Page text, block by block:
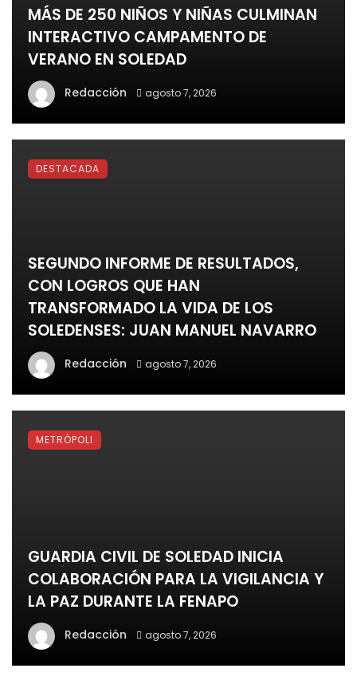
MÁS DE 250 NIÑOS Y NIÑAS CULMINAN
INTERACTIVO CAMPAMENTO DE
VERANO EN SOLEDAD
Redacción agosto 7, 2026
SEGUNDO INFORME DE RESULTADOS,
CON LOGROS QUE HAN
TRANSFORMADO LA VIDA DE LOS
SOLEDENSES: JUAN MANUEL NAVARRO
Redacción agosto 7, 2026
DESTACADA
GUARDIA CIVIL DE SOLEDAD INICIA
COLABORACIÓN PARA LA VIGILANCIA Y
LA PAZ DURANTE LA FENAPO
Redacción agosto 7, 2026
METRÓPOLI